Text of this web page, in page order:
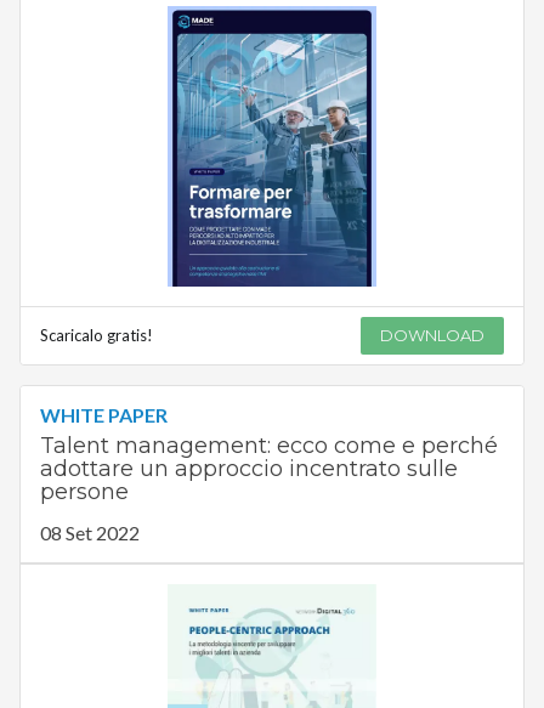
Scaricalo gratis! DOWNLOAD
WHITE PAPER
Talent management: ecco come e perché
adottare un approccio incentrato sulle
persone
08 Set 2022